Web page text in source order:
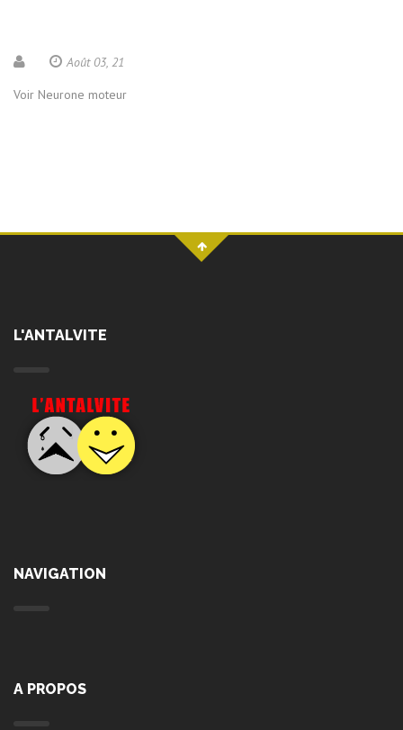
Août 03, 21
Voir Neurone moteur
L'ANTALVITE
NAVIGATION
A PROPOS